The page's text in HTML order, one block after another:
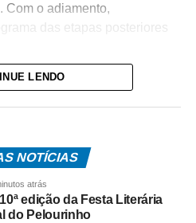
Com o adiamento,
continuam abertas
pagamento por Pix,
cheque ou
LENDO
NOTÍCIAS
atrás
edição da Festa Literária
do Pelourinho